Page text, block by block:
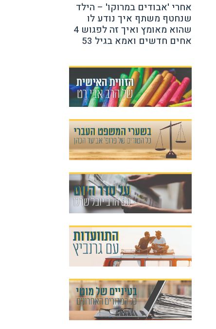
אחרי 'אבודים במרוקו' – הילד
שנחטף משתף איך נודע לו
שהוא מאומץ ואיך זה לפגוש 4
אחים חדשים ואמא בגיל 53